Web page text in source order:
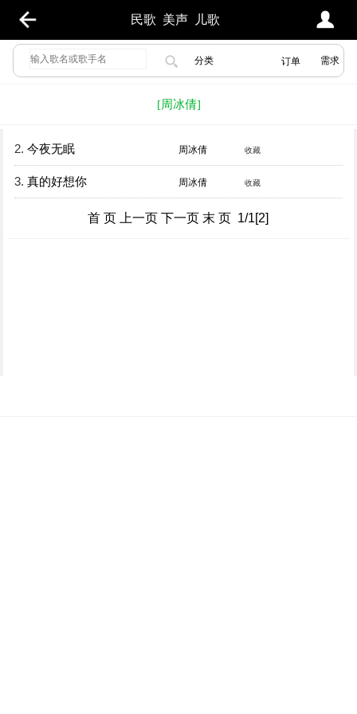
民歌 美声 儿歌
分类 需求
订单
[周冰倩]
2. 今夜无眠 周冰倩 收藏
3. 真的好想你 周冰倩 收藏
首 页 上一页 下一页 末 页 1/1[2]